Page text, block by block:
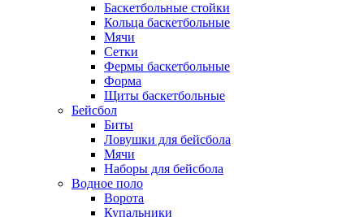
Баскетбольные стойки
Кольца баскетбольные
Мячи
Сетки
Фермы баскетбольные
Форма
Щиты баскетбольные
Бейсбол
Биты
Ловушки для бейсбола
Мячи
Наборы для бейсбола
Водное поло
Ворота
Купальники